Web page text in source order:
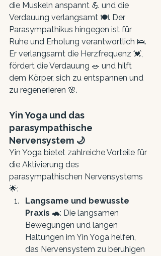
die Muskeln anspannt 💪 und die
Verdauung verlangsamt 🍽️. Der
Parasympathikus hingegen ist für
Ruhe und Erholung verantwortlich 🛌.
Er verlangsamt die Herzfrequenz 💓,
fördert die Verdauung 🥗 und hilft
dem Körper, sich zu entspannen und
zu regenerieren 🌸.
Yin Yoga und das
parasympathische
Nervensystem 🌙
Yin Yoga bietet zahlreiche Vorteile für
die Aktivierung des
parasympathischen Nervensystems
🌟:
Langsame und bewusste
Praxis 🐢: Die langsamen
Bewegungen und langen
Haltungen im Yin Yoga helfen,
das Nervensystem zu beruhigen